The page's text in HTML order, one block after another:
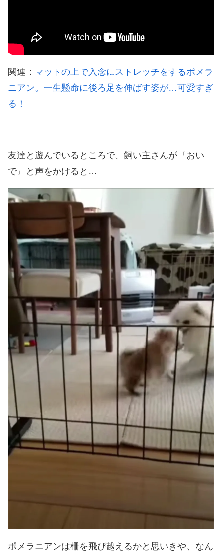
関連： マットの上で入念にストレッチをするポメラ
ニアン。一生懸命に後ろ足を伸ばす姿が…可愛すぎ
る！
友達と遊んでいるところで、飼い主さんが『おい
で』と声をかけると…
ポメラニアンは柵を飛び越えるかと思いきや、なん